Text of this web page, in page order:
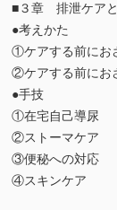
■３章 排泄ケア
●考えかた
①ケアする前にお
②ケアする前にお
●手技
①在宅自己導尿
②ストーマケア
③便秘への対応
④スキンケア